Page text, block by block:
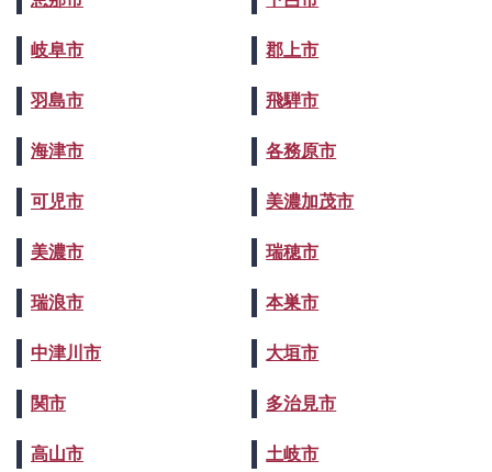
岐阜市 郡上市
羽島市 飛騨市
海津市 各務原市
可児市 美濃加茂市
美濃市 瑞穂市
瑞浪市 本巣市
中津川市 大垣市
関市 多治見市
高山市 土岐市